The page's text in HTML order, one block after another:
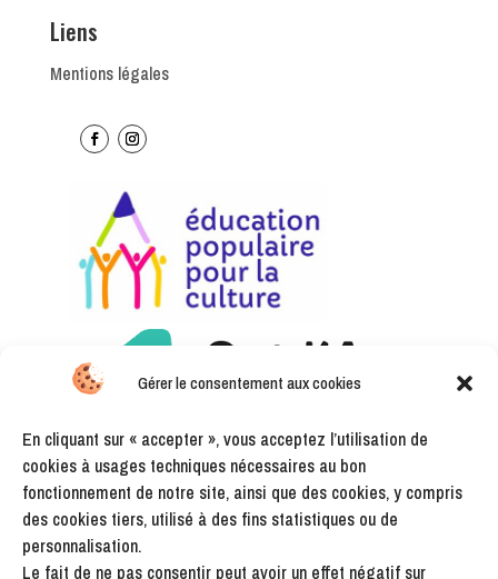
Gérer le consentement aux cookies
En cliquant sur « accepter », vous acceptez l’utilisation de
cookies à usages techniques nécessaires au bon
fonctionnement de notre site, ainsi que des cookies, y compris
des cookies tiers, utilisé à des fins statistiques ou de
personnalisation.
Le fait de ne pas consentir peut avoir un effet négatif sur
Liens
Mentions légales